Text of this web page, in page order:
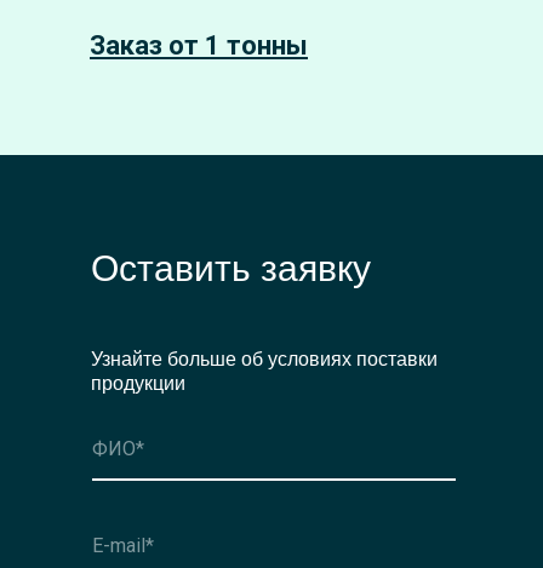
Заказ от 1 тонны
Узнайте больше об условиях поставки
продукции
Оставить заявку
Оформить заявку